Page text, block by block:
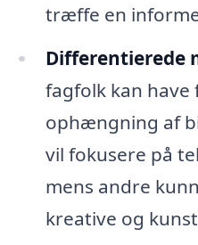
træffe en
Differentierede
fagfolk kan
ophængning af
vil fokusere på
mens andre
kreative og